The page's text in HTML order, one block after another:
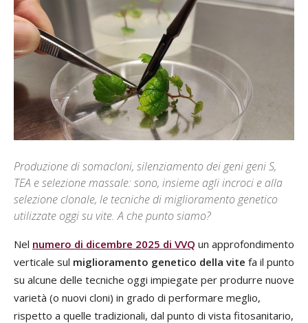
Produzione di somacloni, silenziamento dei geni geni S,
TEA e selezione massale: sono, insieme agli incroci e alla
selezione clonale, le tecniche di miglioramento genetico
utilizzate oggi su vite. A che punto siamo?
Nel numero di dicembre 2025 di VVQ un approfondimento
verticale sul miglioramento genetico della vite fa il punto
su alcune delle tecniche oggi impiegate per produrre nuove
varietà (o nuovi cloni) in grado di performare meglio,
rispetto a quelle tradizionali, dal punto di vista fitosanitario,